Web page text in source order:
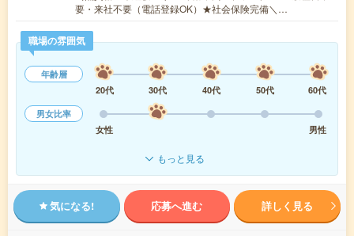
要・来社不要（電話登録OK）★社会保険完備＼…
職場の雰囲気
年齢層
20代
30代 40代 50代
60代
男女比率
女性
男性
もっと見る
気になる! 応募へ進む 詳しく見る